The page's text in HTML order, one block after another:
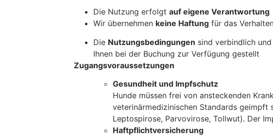
Die Nutzung erfolgtauf eigene Verantwortung
Wir übernehmen keine Haftung für das
Die Nutzungsbedingungen sind verbindlich und
Ihnen bei der Buchung zur Verfügung gestellt
Zugangsvoraussetzungen
Gesundheit und Impfschutz
Hunde müssen frei von ansteckenden
veterinärmedizinischen Standards geimpft
Leptospirose, Parvovirose, Tollwut). Der
Haftpflichtversicherung